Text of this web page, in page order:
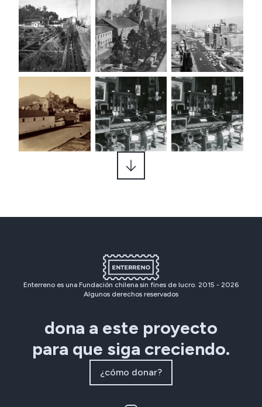
Enterreno es una Fundación chilena sin fines de lucro. 2015 - 2026
Algunos derechos reservados
dona a este proyecto
para que siga creciendo.
¿cómo donar?